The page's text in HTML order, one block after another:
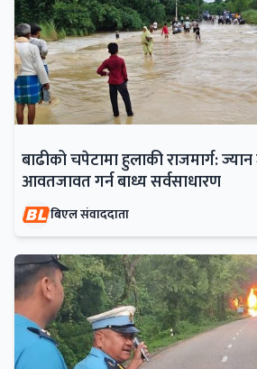
बाढीको चपेटामा हुलाकी राजमार्ग:
आवतजावत गर्न बाध्य सर्वसाधारण
बिएल संवाददाता